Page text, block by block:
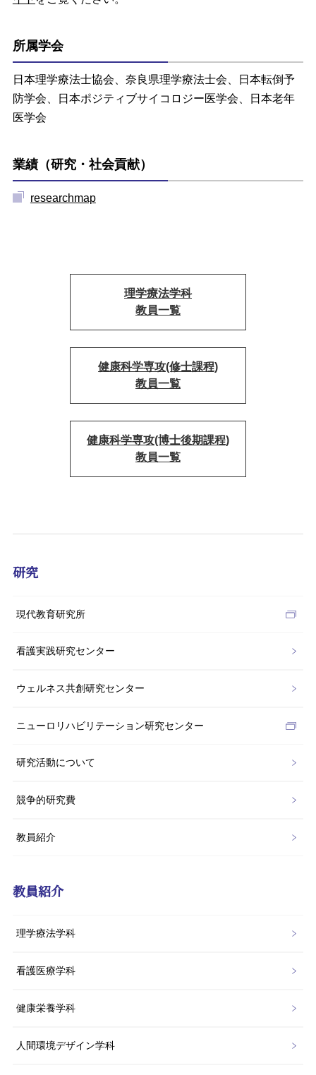
所属学会
日本理学療法士協会、奈良県理学療法士会、日本転倒予
防学会、日本ポジティブサイコロジー医学会、日本老年
医学会
業績（研究・社会貢献）
researchmap
理学療法学科
教員一覧
健康科学専攻(修士課程)
教員一覧
健康科学専攻(博士後期課程)
教員一覧
研究
現代教育研究所
看護実践研究センター
ウェルネス共創研究センター
ニューロリハビリテーション研究センター
研究活動について
競争的研究費
教員紹介
教員紹介
理学療法学科
看護医療学科
健康栄養学科
人間環境デザイン学科